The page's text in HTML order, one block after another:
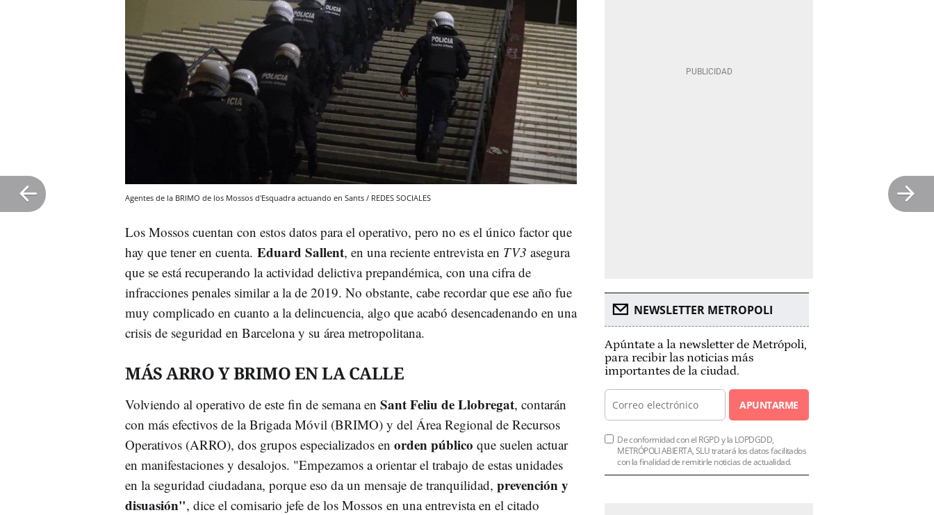
Agentes de la BRIMO de los Mossos d'Esquadra actuando en Sants / REDES SOCIALES
Los Mossos cuentan con estos datos para el operativo, pero no es el único factor que
hay que tener en cuenta. Eduard Sallent, en una reciente entrevista en TV3 asegura
que se está recuperando la actividad delictiva prepandémica, con una cifra de
infracciones penales similar a la de 2019. No obstante, cabe recordar que ese año fue
muy complicado en cuanto a la delincuencia, algo que acabó desencadenando en una
crisis de seguridad en Barcelona y su área metropolitana.
MÁS ARRO Y BRIMO EN LA CALLE
Volviendo al operativo de este fin de semana en Sant Feliu de Llobregat, contarán
con más efectivos de la Brigada Móvil (BRIMO) y del Área Regional de Recursos
Operativos (ARRO), dos grupos especializados en orden público que suelen actuar
en manifestaciones y desalojos. "Empezamos a orientar el trabajo de estas unidades
en la seguridad ciudadana, porque eso da un mensaje de tranquilidad, prevención y
disuasión", dice el comisario jefe de los Mossos en una entrevista en el citado
NEWSLETTER METROPOLI
Apúntate a la newsletter de Metrópoli,
para recibir las noticias más
importantes de la ciudad.
APUNTARME
De conformidad con el RGPD y la LOPDGDD,
METRÓPOLI ABIERTA, SLU tratará los datos facilitados
con la finalidad de remitirle noticias de actualidad.